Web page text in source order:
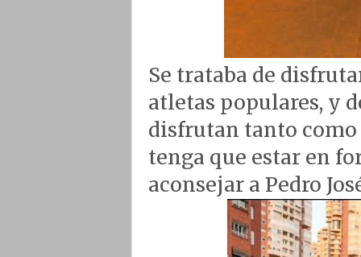
Se trataba de
atletas populares, y
disfrutan tanto como
tenga que estar en
aconsejar a Pedro